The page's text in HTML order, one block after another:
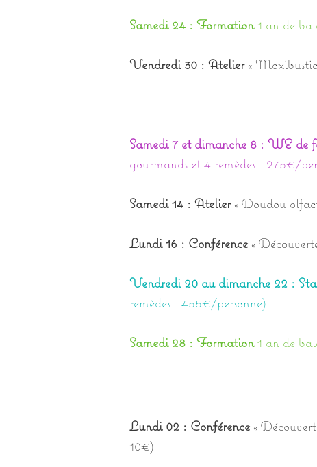
Samedi 24 : Formation1 an de
Vendredi 30 : Atelier«
Samedi 7 et dimanche 8 : WE de
gourmands et 4 remèdes - 275€/
Samedi 14 : Atelier« Doudou
Lundi 16 : Conférence «
Vendredi 20 au dimanche 22 :
remèdes - 455€/personne)
Samedi 28 : Formation1 an de
Lundi 02 : Conférence «
10€)